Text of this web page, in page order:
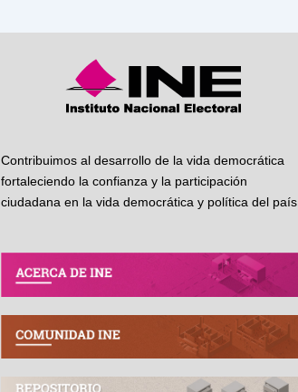
Contribuimos al desarrollo de la vida democrática
fortaleciendo la confianza y la participación
ciudadana en la vida democrática y política del país.